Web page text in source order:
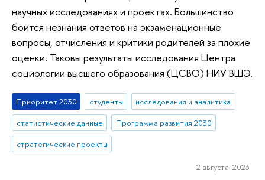
научных исследованиях и проектах. Большинство
боится незнания ответов на экзаменационные
вопросы, отчисления и критики родителей за плохие
оценки. Таковы результаты исследования Центра
социологии высшего образования (ЦСВО) НИУ ВШЭ.
Приоритет 2030 студенты
исследования и аналитика
статистические данные
Программа развития 2030
стратегические проекты
2 августа 2023